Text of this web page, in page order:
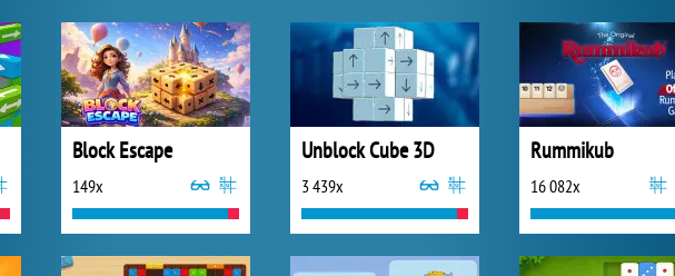
Block Escape
149x
Unblock Cube 3D
3 439x
Rummikub
16 082x